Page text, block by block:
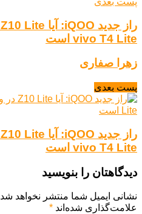
vivo T4 Lite است
زهرا صفاری
پست بعدی
vivo T4 Lite است
دیدگاهتان را بنویسید
نشانی ایمیل شما منتشر نخواهد
علامت‌گذاری شده‌اند *